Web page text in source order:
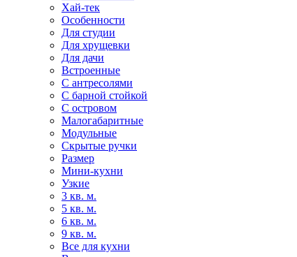
Хай-тек
Особенности
Для студии
Для хрущевки
Для дачи
Встроенные
С антресолями
С барной стойкой
С островом
Малогабаритные
Модульные
Скрытые ручки
Размер
Мини-кухни
Узкие
3 кв. м.
5 кв. м.
6 кв. м.
9 кв. м.
Все для кухни